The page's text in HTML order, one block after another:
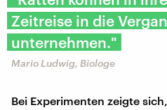
Zeitreise in die
unternehmen."
Mario Ludwig, Biologe
Bei Experimenten zeigte